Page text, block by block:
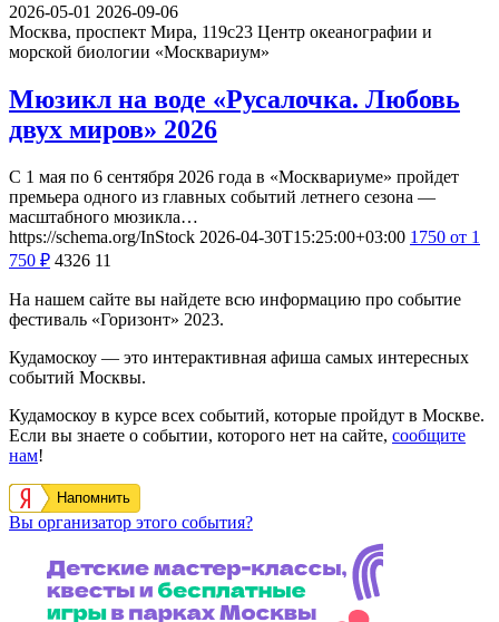
2026-05-01 2026-09-06
Москва, проспект Мира, 119с23 Центр океанографии и
морской биологии «Москвариум»
Мюзикл на воде «Русалочка. Любовь
двух миров» 2026
С 1 мая по 6 сентября 2026 года в «Москвариуме» пройдет
премьера одного из главных событий летнего сезона —
масштабного мюзикла…
https://schema.org/InStock 2026-04-30T15:25:00+03:00 1750 от 1
750 ₽ 4326 11
На нашем сайте вы найдете всю информацию про событие
фестиваль «Горизонт» 2023.
Кудамоскоу — это интерактивная афиша самых интересных
событий Москвы.
Кудамоскоу в курсе всех событий, которые пройдут в Москве.
Если вы знаете о событии, которого нет на сайте, сообщите
нам!
Напомнить
Вы организатор этого события?